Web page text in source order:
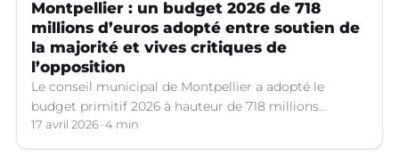
Montpellier : un budget 2026 de 718
millions d’euros adopté entre soutien de
la majorité et vives critiques de
l’opposition
Le conseil municipal de Montpellier a adopté le
budget primitif 2026 à hauteur de 718 millions
d’euros, qui a suscité de vifs débats.
17 avril 2026 4 min